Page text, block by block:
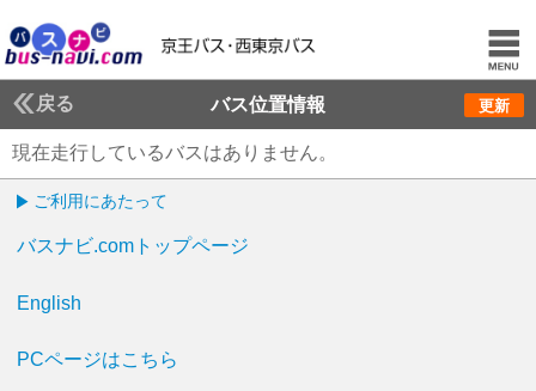
戻る バス位置情報 更新
現在走行しているバスはありません。
ご利用にあたって
バスナビ.comトップページ
English
PCページはこちら